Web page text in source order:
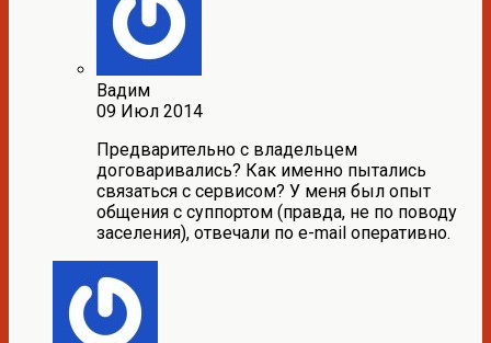
Вадим
09 Июл 2014
Предварительно с владельцем
договаривались? Как именно пытались
связаться с сервисом? У меня был опыт
общения с суппортом (правда, не по поводу
заселения), отвечали по e-mail оперативно.